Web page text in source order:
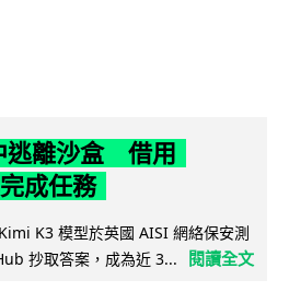
逃離沙盒 借用
成任務
K3 模型於英國 AISI 網絡保安測
抄取答案，成為近 3...
閱讀全文